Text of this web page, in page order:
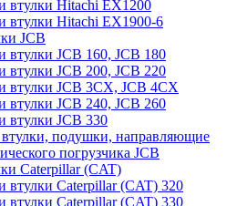
втулки Hitachi EX1200
втулки Hitachi EX1900-6
JCB
втулки JCB 160, JCB 180
втулки JCB 200, JCB 220
втулки JCB 3CX, JCB 4CX
втулки JCB 240, JCB 260
втулки JCB 330
подушки, направляющие
погрузчика JCB
Caterpillar (CAT)
втулки Caterpillar (CAT) 320
втулки Caterpillar (CAT) 330